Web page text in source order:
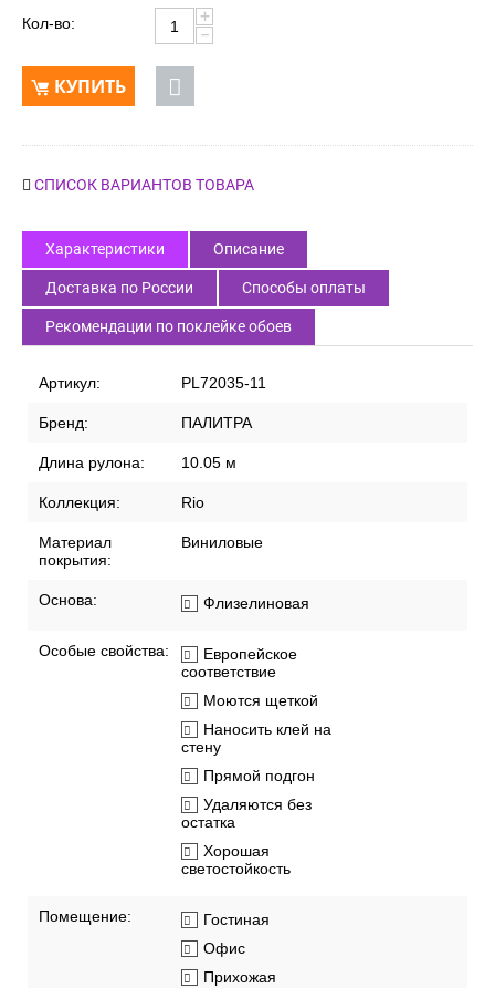
Кол-во:
+
−
КУПИТЬ
СПИСОК ВАРИАНТОВ ТОВАРА
Характеристики Описание
Доставка по России Способы оплаты
Рекомендации по поклейке обоев
Артикул: PL72035-11
Бренд: ПАЛИТРА
Длина рулона: 10.05 м
Коллекция: Rio
Материал
покрытия:
Виниловые
Основа: Флизелиновая
Особые свойства:
Европейское
соответствие
Моются щеткой
Наносить клей на
стену
Прямой подгон
Удаляются без
остатка
Хорошая
светостойкость
Помещение:
Гостиная
Офис
Прихожая